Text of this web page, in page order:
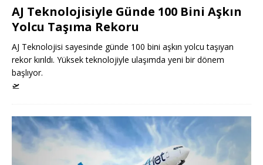
AJ Teknolojisiyle Günde 100 Bini Aşkın
Yolcu Taşıma Rekoru
AJ Teknolojisi sayesinde günde 100 bini aşkın yolcu taşıyan
rekor kırıldı. Yüksek teknolojiyle ulaşımda yeni bir dönem
başlıyor.
🛫